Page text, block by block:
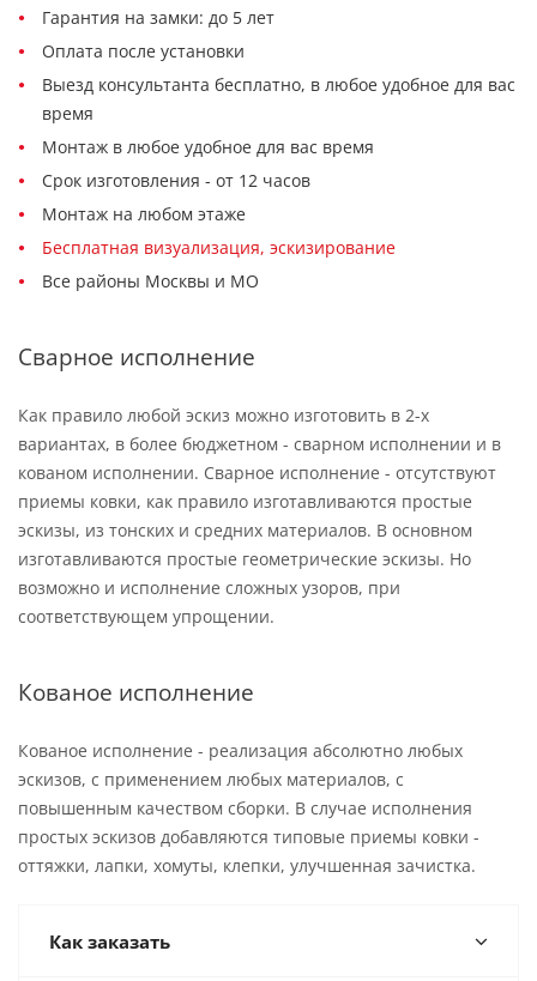
Гарантия на замки: до 5 лет
Оплата после установки
Выезд консультанта бесплатно, в любое удобное для вас
время
Монтаж в любое удобное для вас время
Срок изготовления - от 12 часов
Монтаж на любом этаже
Бесплатная визуализация, эскизирование
Все районы Москвы и МО
Сварное исполнение
Как правило любой эскиз можно изготовить в 2-х
вариантах, в более бюджетном - сварном исполнении и в
кованом исполнении. Сварное исполнение - отсутствуют
приемы ковки, как правило изготавливаются простые
эскизы, из тонских и средних материалов. В основном
изготавливаются простые геометрические эскизы. Но
возможно и исполнение сложных узоров, при
соответствующем упрощении.
Кованое исполнение
Кованое исполнение - реализация абсолютно любых
эскизов, с применением любых материалов, с
повышенным качеством сборки. В случае исполнения
простых эскизов добавляются типовые приемы ковки -
оттяжки, лапки, хомуты, клепки, улучшенная зачистка.
Как заказать